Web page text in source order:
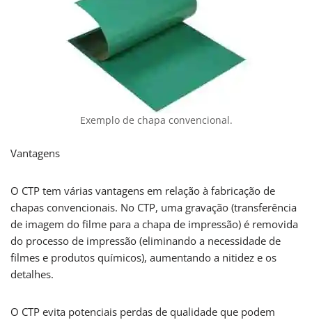
Exemplo de chapa convencional.
Vantagens
O CTP tem várias vantagens em relação à fabricação de
chapas convencionais. No CTP, uma gravação (transferência
de imagem do filme para a chapa de impressão) é removida
do processo de impressão (eliminando a necessidade de
filmes e produtos químicos), aumentando a nitidez e os
detalhes.
O CTP evita potenciais perdas de qualidade que podem